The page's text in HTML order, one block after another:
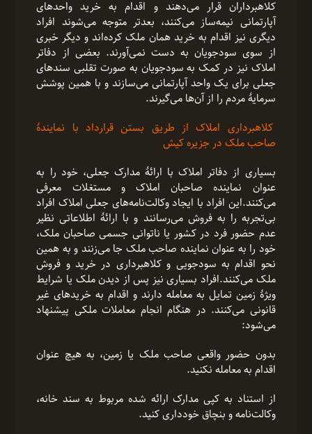
کلاهبرداران قرار می‌دهند و اقدام به خرید واحدهای
آپارتمانی نیمه‌ساز می‌کنند، بعدتر متوجه می‌شوند افراد
دیگری نیز اقدام به خرید همان ملک کرده‌اند و دیگر خبری
از سوی سودجویان به دست نمی‌آورند. بعضی از دفاتر
املاک نیز در کمک به سودجویان به صورت تقلبی سندهای
جعلی برای یک واحد آپارتمانی می‌سازند و با همین پوشش
سرمایۀ مردم را از آن‌ها می‌گیرند.
کلاهبرداری املاک از طریق بستن قرارداد با نمایندۀ
صاحب ملک در جزیره کیش
بسیاری از دفاتر املاک با ارائۀ مدارک جعلی، خود را به
عنوان نماینده صاحبان املاک و مستغلات معرفی
می‌کنند.این افراد با ایجاد وکالت‌نامه‌های جعلی املاک افراد
بی‌‌تجربه را به فروش می‌رسانند و با ارائۀ اطلاعاتی نظیر
عدم حضور فرد در کشور یا ناتوانی‌ جسمی صاحبان ملک،
خود را به عنوان نماینده صاحب ملک جا می‌زنند و به همین
نحو اقدام به سودجویی و کلاهبرداری در خرید و فروش
ملک می‌کنند.افراد بسیاری نیز پس از دیدن ملک یا شرایط
ویژۀ زمین تمایل به معامله دارند و اقدام به خریدهای غیر
قانونی می‌کنند. در هنگام انجام معاملات ملکی پیشنهاد
می‌شود:
بدون حضور واقعی صاحب ملک یا زمین، به هیچ عنوان
اقدام به معامله نکنید.
از استناد به کپی مدارک ارائه شده مربوط به سند خانه،
وکالت‌نامه و بنچاق خودداری کنید.